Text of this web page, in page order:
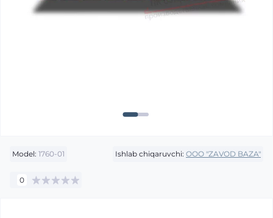
Model: 1760-01 Ishlab chiqaruvchi: OOO "ZAVOD BAZA"
0